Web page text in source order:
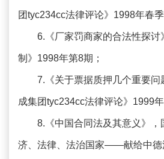
团tyc234cc法律评论》1998年春季
6.《厂家罚商家的合法性探讨
制》1998年第8期；
7.《关于票据质押几个重要问
成集团tyc234cc法律评论》1999年
8.《中国合同法及其意义》
济、法律、法治国家——献给中德